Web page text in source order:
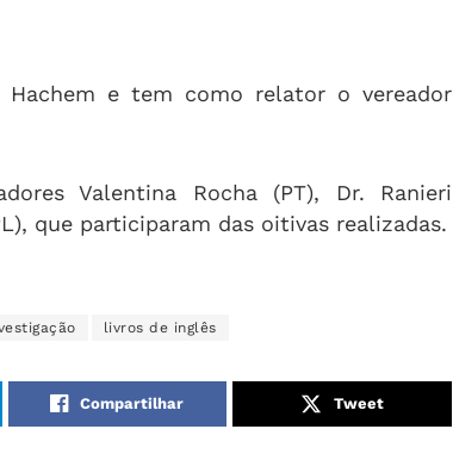
Hachem e tem como relator o vereador
Valentina Rocha (PT), Dr. Ranieri
que participaram das oitivas realizadas.
livros de inglês
Compartilhar Tweet